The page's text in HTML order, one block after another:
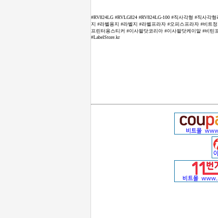
#RV824LG #RVLG824 #RV824LG-100 #직사각형 #직사
지 #라벨용지 #라벨지 #라벨프라자 #오피스프라자 #비트
프린터용스티커 #이사팔닷코리아 #이사팔닷케이알 #비틴
#LabelStore.kr